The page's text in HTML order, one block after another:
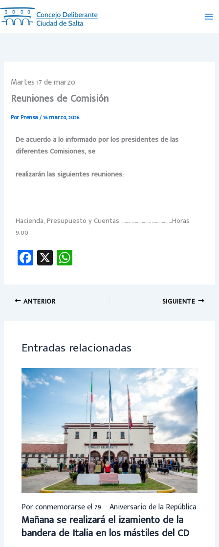
Ir
al
contenido
Martes 17 de marzo
Reuniones de Comisión
PorPrensa/16 marzo, 2026
De acuerdo a lo informado por los presidentes de las
diferentes Comisiones, se
realizarán las siguientes reuniones:
Hacienda, Presupuesto y Cuentas ……………………..………………Horas
9.00
Fa
ce
o
X
ANTERIOR SIGUIENTE
Entradas relacionadas
Por conmemorarse el 79º Aniversario de la República
Mañana se realizará el izamiento de la
bandera de Italia en los mástiles del CD